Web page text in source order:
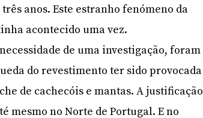
anos. Este estranho fenómeno da
acontecido uma vez.
de uma investigação, foram
do revestimento ter sido provocada
de cachecóis e mantas. A justificação
mesmo no Norte de Portugal. E no